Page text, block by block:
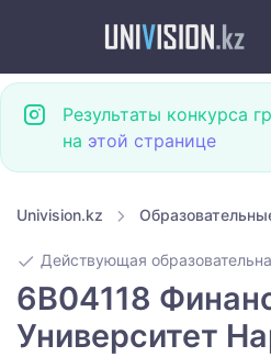
Результаты конкурса
на этой странице
Univision.kz
Действующая
6B04118
Университет